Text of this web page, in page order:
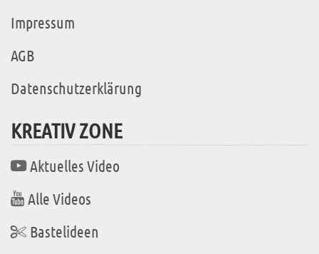
Impressum
AGB
Datenschutzerklärung
KREATIV ZONE
Aktuelles Video
Alle Videos
Bastelideen